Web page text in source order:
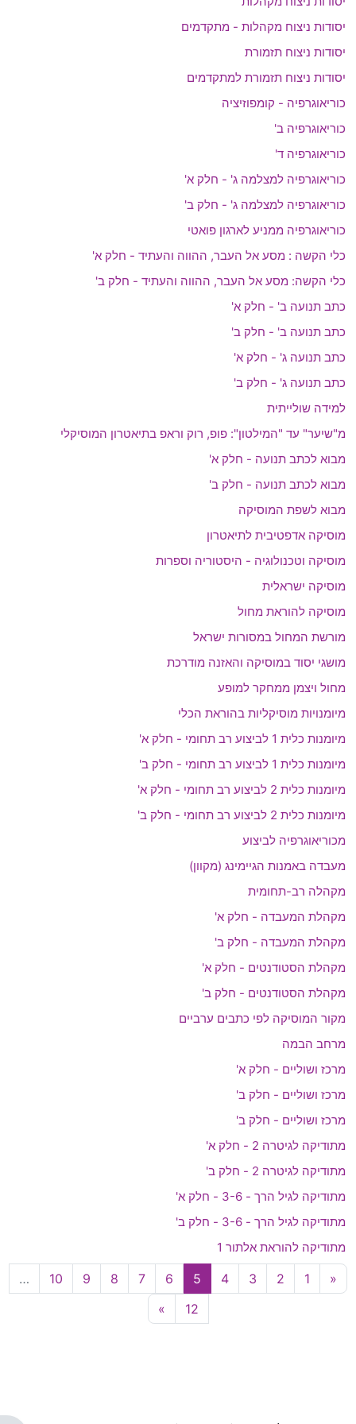
יסודות ניצוח מקהלות - מתקדמים
יסודות ניצוח תזמורת
יסודות ניצוח תזמורת למתקדמים
כוריאוגרפיה - קומפוזיציה
כוריאוגרפיה ב'
כוריאוגרפיה ד'
כוריאוגרפיה למצלמה ג' - חלק א'
כוריאוגרפיה למצלמה ג' - חלק ב'
כוריאוגרפיה ממניע לארגון פואטי
כלי הקשה : מסע אל העבר, ההווה והעתיד - חלק א'
כלי הקשה: מסע אל העבר, ההווה והעתיד - חלק ב'
כתב תנועה ב' - חלק א'
כתב תנועה ב' - חלק ב'
כתב תנועה ג' - חלק א'
כתב תנועה ג' - חלק ב'
למידה שולייתית
מ"שיער" עד "המילטון": פופ, רוק וראפ בתיאטרון המוסיקלי
מבוא לכתב תנועה - חלק א'
מבוא לכתב תנועה - חלק ב'
מבוא לשפת המוסיקה
מוסיקה אדפטיבית לתיאטרון
מוסיקה וטכנולוגיה - היסטוריה וספרות
מוסיקה ישראלית
מוסיקה להוראת מחול
מורשת המחול במסורות ישראל
מושגי יסוד במוסיקה והאזנה מודרכת
מחול ויצמן ממחקר למופע
מיומנויות מוסיקליות בהוראת הכלי
מיומנות כלית 1 לביצוע רב תחומי - חלק א'
מיומנות כלית 1 לביצוע רב תחומי - חלק ב'
מיומנות כלית 2 לביצוע רב תחומי - חלק א'
מיומנות כלית 2 לביצוע רב תחומי - חלק ב'
מכוריאוגרפיה לביצוע
מעבדה באמנות הגיימינג (מקוון)
מקהלה רב-תחומית
מקהלת המעבדה - חלק א'
מקהלת המעבדה - חלק ב'
מקהלת הסטודנטים - חלק א'
מקהלת הסטודנטים - חלק ב'
מקור המוסיקה לפי כתבים ערביים
מרחב הבמה
מרכז ושוליים - חלק א'
מרכז ושוליים - חלק ב'
מרכז ושוליים - חלק ב'
מתודיקה לגיטרה 2 - חלק א'
מתודיקה לגיטרה 2 - חלק ב'
מתודיקה לגיל הרך - 3-6 - חלק א'
מתודיקה לגיל הרך - 3-6 - חלק ב'
מתודיקה להוראת אלתור 1
« העמוד הקודם
1 עמוד 1
2 עמוד 2
3 עמוד 3
4 עמוד 4
5 עמוד 5
6 עמוד 6
7עמוד 7
8 עמוד 8
9 עמוד 9
10
…
12 עמוד 12
»